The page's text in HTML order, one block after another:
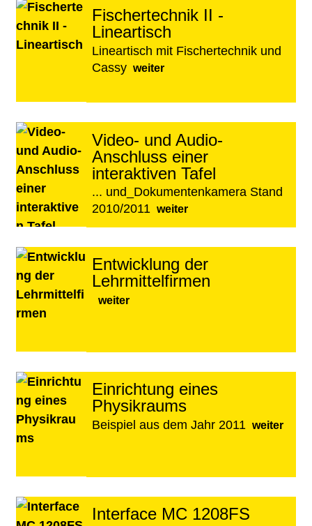
Fischertechnik II -
Lineartisch
Lineartisch mit Fischertechnik und
Cassy weiter
Video- und Audio-
Anschluss einer
interaktiven Tafel
... und_Dokumentenkamera Stand
2010/2011 weiter
Entwicklung der
Lehrmittelfirmen
weiter
Einrichtung eines
Physikraums
Beispiel aus dem Jahr 2011 weiter
Interface MC 1208FS